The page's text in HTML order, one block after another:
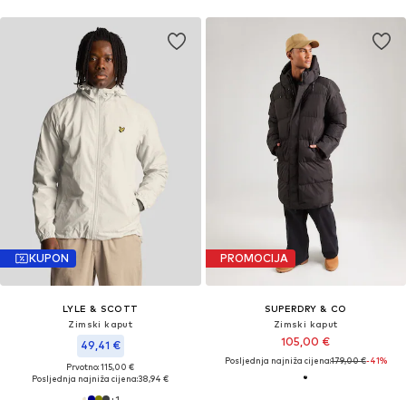
KUPON
LYLE & SCOTT
Zimski kaput
49,41 €
Prvotno: 115,00 €
Posljednja najniža cijena:38,94 €
PROMOCIJA
SUPERDRY & CO
Zimski kaput
105,00 €
Posljednja najniža cijena:179,00 €-41%